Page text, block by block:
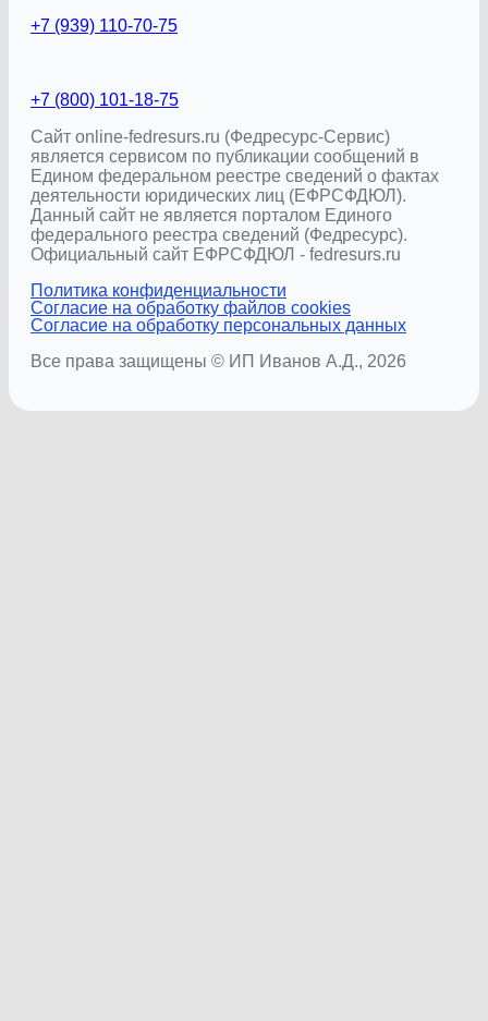
+7 (939) 110-70-75
+7 (800) 101-18-75
Сайт online-fedresurs.ru (Федресурс-Сервис)
является сервисом по публикации сообщений в
Едином федеральном реестре сведений о фактах
деятельности юридических лиц (ЕФРСФДЮЛ).
Данный сайт не является порталом Единого
федерального реестра сведений (Федресурс).
Официальный сайт ЕФРСФДЮЛ - fedresurs.ru
Политика конфиденциальности
Согласие на обработку файлов cookies
Согласие на обработку персональных данных
Все права защищены © ИП Иванов А.Д., 2026